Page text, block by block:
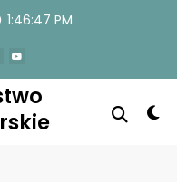
1:46:47 PM